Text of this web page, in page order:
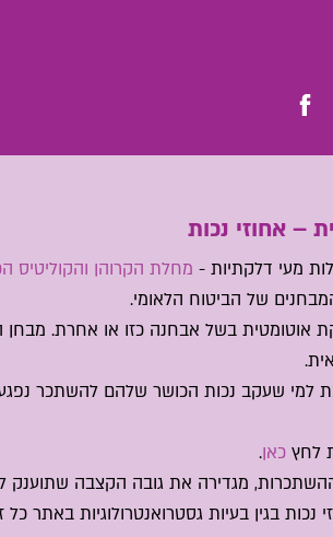
– אחוזי נכות
מעי דלקתיות - מחלת הקרוהן והקוליטיס
של הביטוח הלאומי.
אוטומטית בשל אבחנה כזו או אחרת. מבחן
לחץ כאן.
מגדירה את גובה הקצבה שתוענק
נכות בגין בעיות גסטרואנטרולוגיות באתר כל